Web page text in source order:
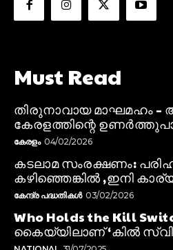
Must Read
തിരുനാവായ മാഘമഹം –
കേരളത്തിന്റെ
കേരളം 04/02/2026
കടലാമ സംരക്ഷണം:
കഴിഞ്ഞെങ്കിൽ ,ഇനി
കേന്ദ്ര പദ്ധതികൾ 03/02/2026
Who Holds the Kill
കൈയ്യിലാണ് ‘കിൽ